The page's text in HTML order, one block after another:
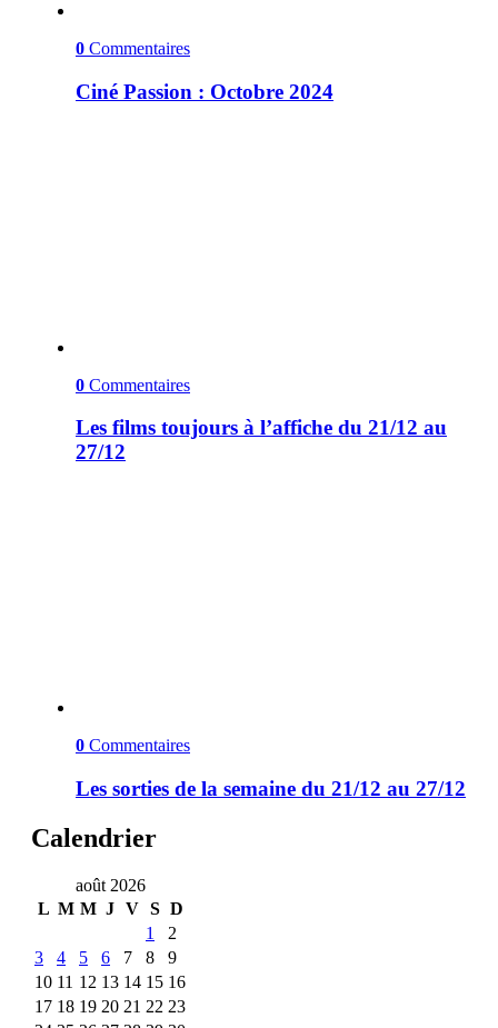
0 Commentaires
Ciné Passion : Octobre 2024
0 Commentaires
Les films toujours à l’affiche du 21/12 au
27/12
0 Commentaires
Les sorties de la semaine du 21/12 au 27/12
Calendrier
août 2026
L M M J V S D
1
2
3
4 5 6 7 8
9
10 11 12 13 14 15 16
17 18 19 20 21 22 23